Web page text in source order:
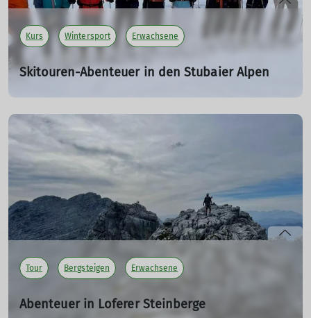
Kurs Wintersport Erwachsene
Skitouren-Abenteuer in den Stubaier Alpen
Lawinenkunde, Techniktraining und Gipfelglück – ein
unvergessliches Skitouren-Wochenende auf der
Potsdamer Hütte!
mehr erfahren
Tour Bergsteigen Erwachsene
Abenteuer in Loferer Steinberge